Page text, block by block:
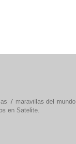
7 maravillas del mundo,
en Satelite.